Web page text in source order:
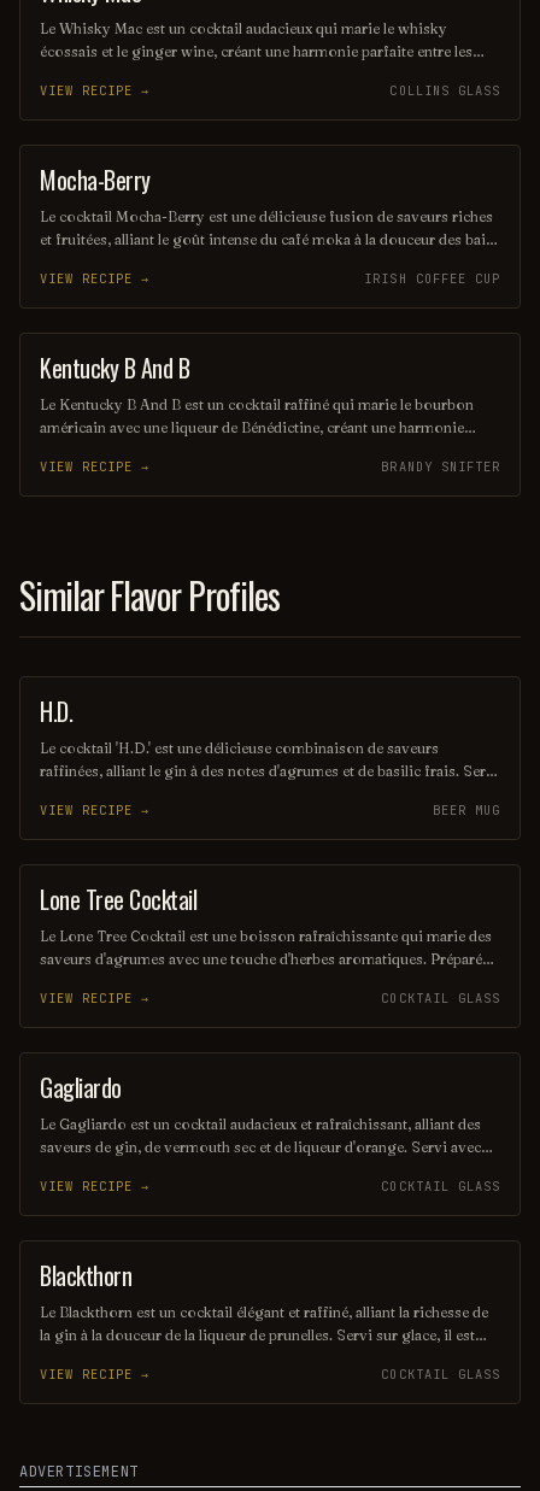
Le Whisky Mac est un cocktail audacieux qui marie le whisky
écossais et le ginger wine, créant une harmonie parfaite entre les
chaleureuse et réconfortante, idéale pour les amateurs de whisky. Ce
mélange simple mais savoureux est parfait pour une soirée entre
amis ou un moment de détente.
VIEW RECIPE → COLLINS GLASS
COFFEE / TEA
Mocha-Berry
Le cocktail Mocha-Berry est une délicieuse fusion de saveurs riches
et fruitées, alliant le goût intense du café moka à la douceur des baies
gourmande, parfaite pour les amateurs de cocktails innovants. Une
touche de crème légère couronne ce mélange savoureux, créant un
équilibre parfait entre café et fruits.
VIEW RECIPE → IRISH COFFEE CUP
ORDINARY DRINK
Kentucky B And B
Le Kentucky B And B est un cocktail raffiné qui marie le bourbon
américain avec une liqueur de Bénédictine, créant une harmonie
une expérience gustative riche et chaleureuse, idéale pour les
amateurs de spiritueux. Ce mélange emblématique évoque l'âme du
VIEW RECIPE → BRANDY SNIFTER
Similar Flavor Profiles
COFFEE / TEA
H.D.
Le cocktail 'H.D.' est une délicieuse combinaison de saveurs
raffinées, alliant le gin à des notes d'agrumes et de basilic frais. Servi
parfaite pour les soirées élégantes. Ce mélange audacieux saura
séduire les amateurs de cocktails sophistiqués.
VIEW RECIPE → BEER MUG
ORDINARY DRINK
Lone Tree Cocktail
Le Lone Tree Cocktail est une boisson rafraîchissante qui marie des
saveurs d'agrumes avec une touche d'herbes aromatiques. Préparé
promenade tranquille en pleine nature. Son goût équilibré et sa
présentation élégante en font le choix parfait pour toute occasion.
VIEW RECIPE → COCKTAIL GLASS
COCKTAIL
Gagliardo
Le Gagliardo est un cocktail audacieux et rafraîchissant, alliant des
saveurs de gin, de vermouth sec et de liqueur d'orange. Servi avec
élégante et équilibrée, parfaite pour les amateurs de cocktails
sophistiqués. Ce mélange harmonieux évoque l'art de la mixologie
avec une touche italienne.
VIEW RECIPE → COCKTAIL GLASS
ORDINARY DRINK
Blackthorn
Le Blackthorn est un cocktail élégant et raffiné, alliant la richesse de
la gin à la douceur de la liqueur de prunelles. Servi sur glace, il est
équilibre parfaitement les saveurs. Ce mélange savoureux évoque
des notes fruitées et épicées, parfait pour les amateurs de cocktails
VIEW RECIPE → COCKTAIL GLASS
ADVERTISEMENT